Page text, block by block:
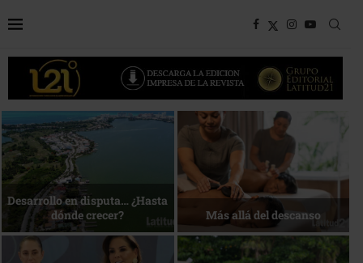
Bottega, un viaje servido a la
mesa
Energía que Impulsa la
competitividad